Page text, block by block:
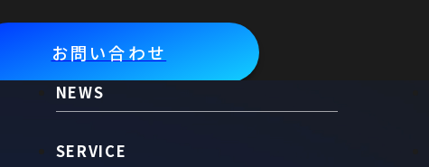
お問い合わせ
NEWS
SERVICE